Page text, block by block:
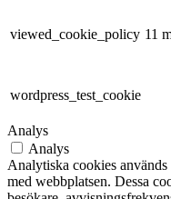
viewed_cookie_policy 11
wordpress_test_cookie
Analys
Analys
Analytiska cookies
med webbplatsen. Dessa